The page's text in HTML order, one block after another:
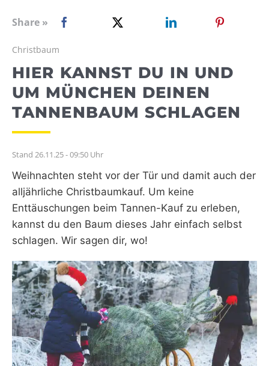
WEBRADIO
Share »
Christbaum
HIER KANNST DU IN UND
UM MÜNCHEN DEINEN
TANNENBAUM SCHLAGEN
Stand 26.11.25 - 09:50 Uhr
Weihnachten steht vor der Tür und damit auch der
alljährliche Christbaumkauf. Um keine
Enttäuschungen beim Tannen-Kauf zu erleben,
kannst du den Baum dieses Jahr einfach selbst
schlagen. Wir sagen dir, wo!